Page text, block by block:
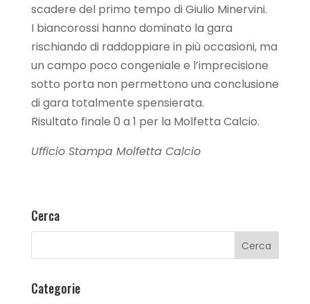
scadere del primo tempo di Giulio Minervini.
I biancorossi hanno dominato la gara
rischiando di raddoppiare in più occasioni, ma
un campo poco congeniale e l’imprecisione
sotto porta non permettono una conclusione
di gara totalmente spensierata.
Risultato finale 0 a 1 per la Molfetta Calcio.
Ufficio Stampa Molfetta Calcio
Cerca
Categorie